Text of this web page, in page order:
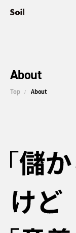
About
Top / About